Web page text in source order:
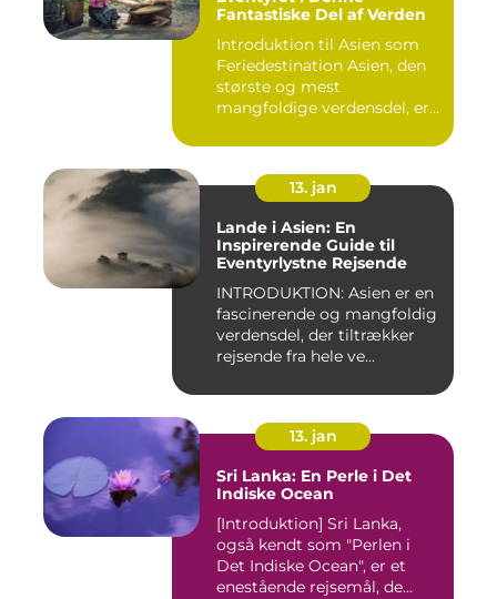
Fantastiske Del af Verden
Introduktion til Asien som
Feriedestination Asien, den
største og mest
mangfoldige verdensdel, er
13. jan
Lande i Asien: En
Inspirerende Guide til
Eventyrlystne Rejsende
INTRODUKTION: Asien er en
fascinerende og mangfoldig
verdensdel, der tiltrækker
rejsende fra hele ve...
13. jan
Sri Lanka: En Perle i Det
Indiske Ocean
[Introduktion] Sri Lanka,
også kendt som "Perlen i
Det Indiske Ocean", er et
enestående rejsemål, de...